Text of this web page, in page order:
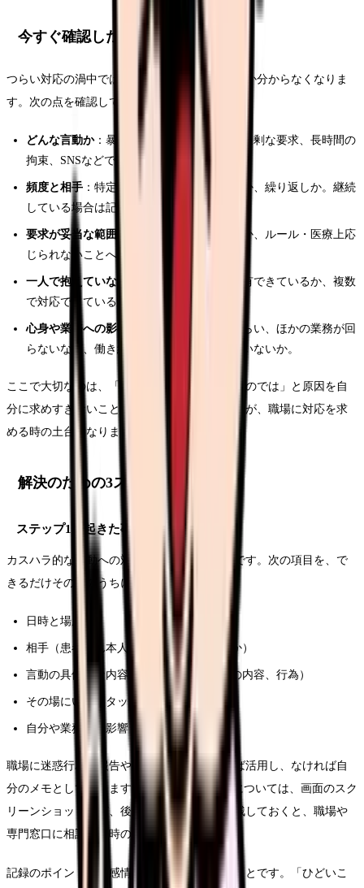
今すぐ確認したいポイント
つらい対応の渦中では、何から整理すればよいか分からなくなりま
す。次の点を確認してみてください。
どんな言動か：暴言（人格否定・大声）、過剰な要求、長時間の
拘束、SNSなどでの中傷のどれに近いか。
頻度と相手 ：特定の患者さん・利用者からか、繰り返しか。継続
している場合は記録が重要になります。
要求が妥当な範囲か
：ケアや説明への要望か、ルール・医療上応
じられないことへの強要か。
一人で抱えていないか
：チームや上長に共有できているか、複数
で対応できているか。
心身や業務への影響
：眠れない、出勤がつらい、ほかの業務が回
らないなど、働き続けることに支障が出ていないか。
ここで大切なのは、「自分の伝え方が悪かったのでは」と原因を自
分に求めすぎないことです。事実を集めることが、職場に対応を求
める時の土台になります。
解決のための3ステップ
ステップ1：起きた事実を記録する
カスハラ的な言動への対応も、出発点は記録です。次の項目を、で
きるだけその日のうちに残します。
日時と場所
相手（患者さん本人か、ご家族・関係者か）
言動の具体的な内容（実際の言葉、要求の内容、行為）
その場にいたスタッフ・目撃者
自分や業務への影響
職場に迷惑行為の報告や記録の仕組みがあれば活用し、なければ自
分のメモとして残します。SNSなどでの中傷については、画面のスク
リーンショットなど、後から確認できる形を残しておくと、職場や
専門窓口に相談する時の材料になります。
記録のポイントは、感情と事実を分けて書くことです。「ひどいこ